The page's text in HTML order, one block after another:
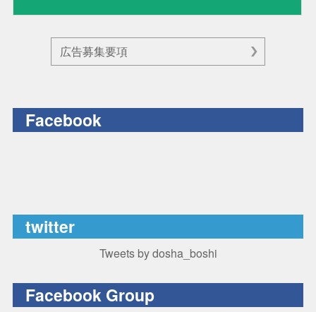
広告募集要項
Facebook
twitter
Tweets by dosha_boshi
Facebook Group